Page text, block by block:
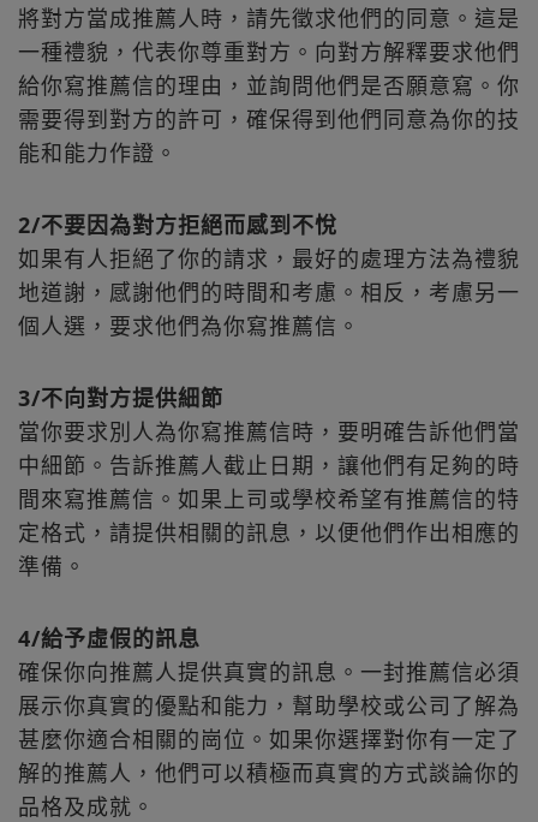
將對方當成推薦人時，請先徵求他們的同意。這是
一種禮貌，代表你尊重對方。向對方解釋要求他們
給你寫推薦信的理由，並詢問他們是否願意寫。你
需要得到對方的許可，確保得到他們同意為你的技
能和能力作證。
2/不要因為對方拒絕而感到不悅
如果有人拒絕了你的請求，最好的處理方法為禮貌
地道謝，感謝他們的時間和考慮。相反，考慮另一
個人選，要求他們為你寫推薦信。
3/不向對方提供細節
當你要求別人為你寫推薦信時，要明確告訴他們當
中細節。告訴推薦人截止日期，讓他們有足夠的時
間來寫推薦信。如果上司或學校希望有推薦信的特
定格式，請提供相關的訊息，以便他們作出相應的
準備。
4/給予虛假的訊息
確保你向推薦人提供真實的訊息。一封推薦信必須
展示你真實的優點和能力，幫助學校或公司了解為
甚麼你適合相關的崗位。如果你選擇對你有一定了
解的推薦人，他們可以積極而真實的方式談論你的
品格及成就。